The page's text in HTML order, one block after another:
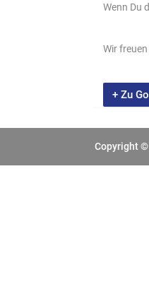
Wenn Du
Wir
+ Zu
Copyright ©